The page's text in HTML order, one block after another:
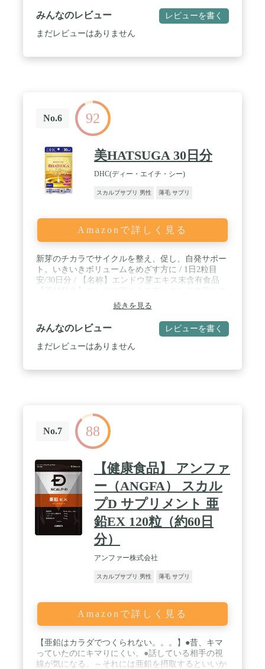
みんなのレビュー レビューを書く
まだレビューはありません
No.6 92
美HATSUGA 30日分
DHC(ディー・エイチ・シー)
スカルプサプリ 男性 薄毛 サプリ
Amazonで詳しく見る
新芽のチカラでサイクルを整え、促し、自発サポー
ト。いきいきボリュームをめざす方に / 1日2粒目
安/30日分 / 【名称】エンドウ芽エキス末含有食品
ス、イソマルト）（スイス製造）、ケラチン加水分
解物（ケラチン加水分解物、デキストリン）、還元
麦芽糖水飴、亜鉛酵母、マキベリーエキス末、米胚
芽エキス加工粉末（米胚芽エキス、澱粉分解物）、
ツバキ種子エキス末/セルロース、ビタミンC、ビタ
ミンB2 1.4mg、ビタミンB6 1.3mg、ビタミンC
30mg、ビタミンE 5.0mg、エンドウ芽エキス末
（AnaGainTM）100mg、ケラチン加水分解物
100mg、米胚芽エキス加工粉末30mg（ポリアミン
0.2％）、マキベリーエキス末25mg、ツバキ種子エ
キス末20mg
続きを見る
みんなのレビュー レビューを書く
まだレビューはありません
No.7 88
【健康食品】 アンファ
ー（ANGFA） スカル
プD サプリメント 亜
鉛EX 120粒（約60日
分）
アンファー株式会社
スカルプサプリ 男性 薄毛 サプリ
Amazonで詳しく見る
【亜鉛はカラダでつくられない。。。】●昔、キマ
っていたのにキマりにくい。●話している相手の視
線が気になる。～それには亜鉛を摂取するといいか